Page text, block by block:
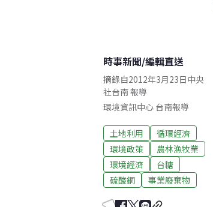
時事新聞/編輯直送
摘錄自2012年3月23日中央
社台南 報導
環境資訊中心 台南報導
土地利用
循環經濟
環境政策
農林漁牧業
環境經濟
台糖
硫酸銅
事業廢棄物